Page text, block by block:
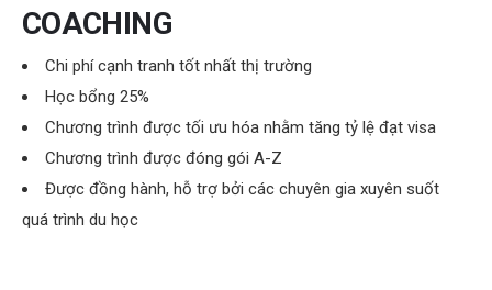
COACHING
Chi phí cạnh tranh tốt nhất thị trường
Học bổng 25%
Chương trình được tối ưu hóa nhằm tăng tỷ lệ đạt visa
Chương trình được đóng gói A-Z
Được đồng hành, hỗ trợ bởi các chuyên gia xuyên suốt
quá trình du học